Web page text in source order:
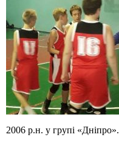
2006 р.н. у групі «Дніпро».